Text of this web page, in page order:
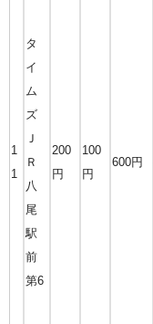
1
1
タ
イ
ム
ズ
Ｊ
Ｒ
八
尾
駅
前
第6
200
円
100
円
600円